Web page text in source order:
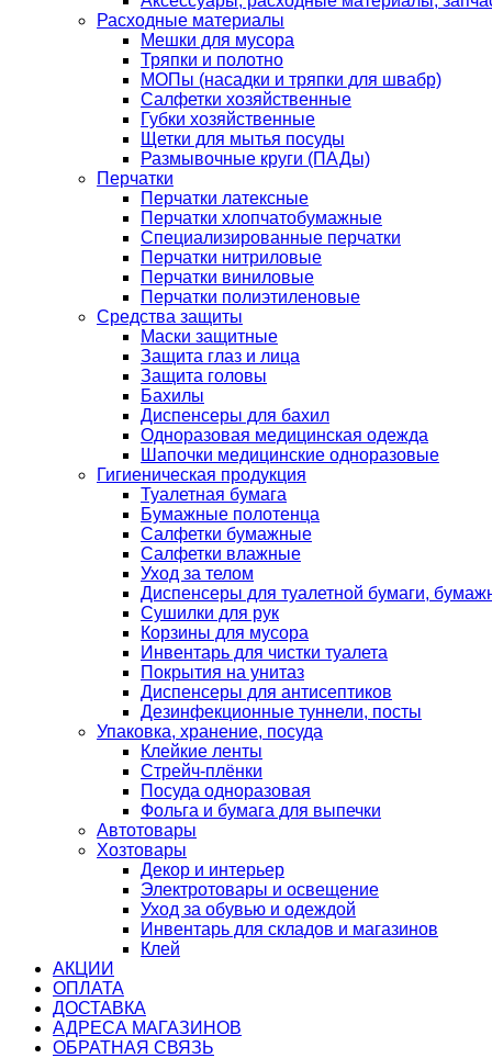
Расходные материалы
Мешки для мусора
Тряпки и полотно
МОПы (насадки и тряпки для швабр)
Салфетки хозяйственные
Губки хозяйственные
Щетки для мытья посуды
Размывочные круги (ПАДы)
Перчатки
Перчатки латексные
Перчатки хлопчатобумажные
Специализированные перчатки
Перчатки нитриловые
Перчатки виниловые
Перчатки полиэтиленовые
Средства защиты
Маски защитные
Защита глаз и лица
Защита головы
Бахилы
Диспенсеры для бахил
Одноразовая медицинская одежда
Шапочки медицинские одноразовые
Гигиеническая продукция
Туалетная бумага
Бумажные полотенца
Салфетки бумажные
Салфетки влажные
Уход за телом
Диспенсеры для туалетной бумаги,
Сушилки для рук
Корзины для мусора
Инвентарь для чистки туалета
Покрытия на унитаз
Диспенсеры для антисептиков
Дезинфекционные туннели, посты
Упаковка, хранение, посуда
Клейкие ленты
Стрейч-плёнки
Посуда одноразовая
Фольга и бумага для выпечки
Автотовары
Хозтовары
Декор и интерьер
Электротовары и освещение
Уход за обувью и одеждой
Инвентарь для складов и магазинов
Клей
АКЦИИ
ОПЛАТА
ДОСТАВКА
АДРЕСА МАГАЗИНОВ
ОБРАТНАЯ СВЯЗЬ